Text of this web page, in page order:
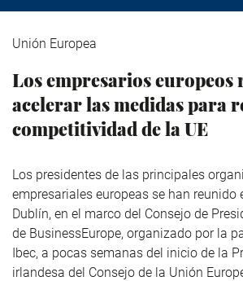
Unión Europea
Los empresarios europeos
acelerar las medidas para
competitividad de la UE
Los presidentes de las principales
empresariales europeas se han reunido
Dublín, en el marco del Consejo de
de BusinessEurope, organizado por la
Ibec, a pocas semanas del inicio de la
irlandesa del Consejo de la Unión